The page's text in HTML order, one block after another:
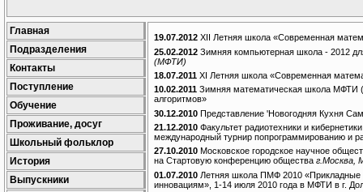
Главная
Подразделения
Контакты
Поступление
Обучение
Проживание, досуг
Школьный фольклор
История
Выпускники
19.07.2012 XII Летняя школа «Современная
25.02.2012 Зимняя компьютерная школа - 2012
(МФТИ)
18.07.2011 XI Летняя школа «Современная
10.02.2011 Зимняя математическая школа МФТИ
алгоритмов»
30.12.2010 Представление 'Новогодняя Кухня
21.12.2010 Факультет радиотехники и
международный турнир попрограммированию и
27.10.2010 Московское городское научное
на Стартовую конференцию общества г.Москва,
01.07.2010 Летняя школа ПМФ 2010 «Прикладные
инновациям», 1-14 июля 2010 года в МФТИ в г.